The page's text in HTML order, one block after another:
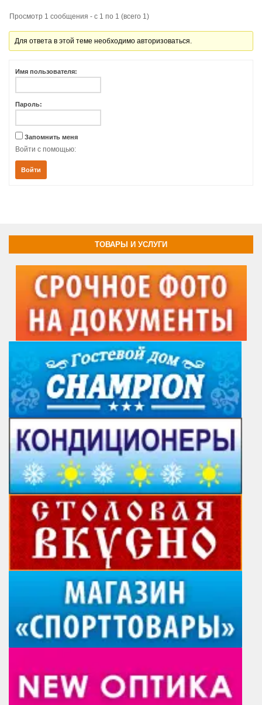
Просмотр 1 сообщения - с 1 по 1 (всего 1)
Для ответа в этой теме необходимо авторизоваться.
Имя пользователя:
Пароль:
Запомнить меня
Войти с помощью:
Войти
ТОВАРЫ И УСЛУГИ